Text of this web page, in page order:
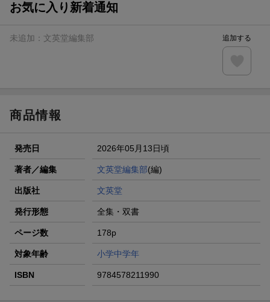
お気に入り新着通知
未追加： 文英堂編集部 追加する
商品情報
発売日 2026年05月13日頃
著者／編集 文英堂編集部(編)
出版社 文英堂
発行形態 全集・双書
ページ数 178p
対象年齢 小学中学年
ISBN 9784578211990